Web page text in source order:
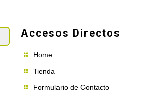
Accesos Directos
Home
Tienda
Formulario de Contacto